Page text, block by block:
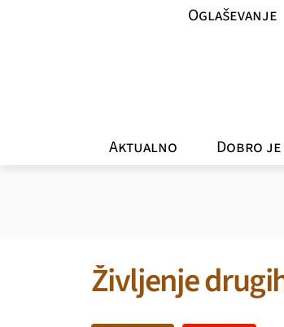
Aktualno Dobro
Oglaševanje
Življenje